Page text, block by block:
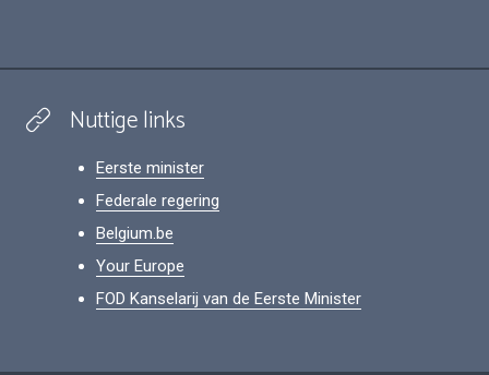
Nuttige links
Eerste minister
Federale regering
Belgium.be
Your Europe
FOD Kanselarij van de Eerste Minister